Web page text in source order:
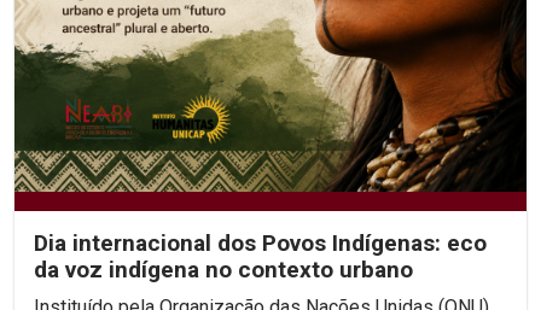
Dia internacional dos Povos Indígenas: eco
da voz indígena no contexto urbano